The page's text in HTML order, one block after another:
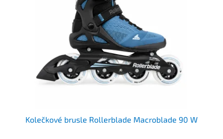
Kolečkové brusle Rollerblade Macroblade 90 W